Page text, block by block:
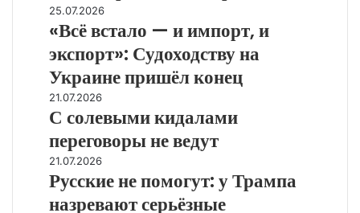
невозможности
замены
российского
рынка
«Всё
встало
и
импорт,
и
экспорт»:
Судоходству
на
Украине
пришёл
конец
25.07.2026
«Всё встало — и импорт, и
экспорт»: Судоходству на
Украине пришёл конец
С
солевыми
переговоры
не
ведут
21.07.2026
С солевыми кидалами
переговоры не ведут
Русские
не
помогут:
21.07.2026
Русские не помогут: у Трампа
назревают серьёзные